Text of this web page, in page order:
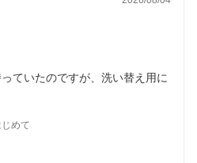
ていたのですが、洗い替え用に
めて